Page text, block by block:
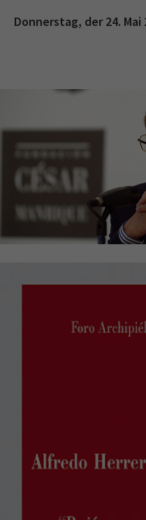
Donnerstag, der 24. Mai